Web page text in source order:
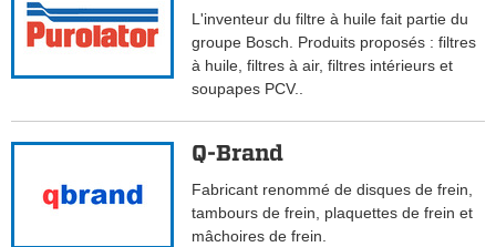
L'inventeur du filtre à huile fait partie du
groupe Bosch. Produits proposés : filtres
à huile, filtres à air, filtres intérieurs et
soupapes PCV..
Q-Brand
Fabricant renommé de disques de frein,
tambours de frein, plaquettes de frein et
mâchoires de frein.